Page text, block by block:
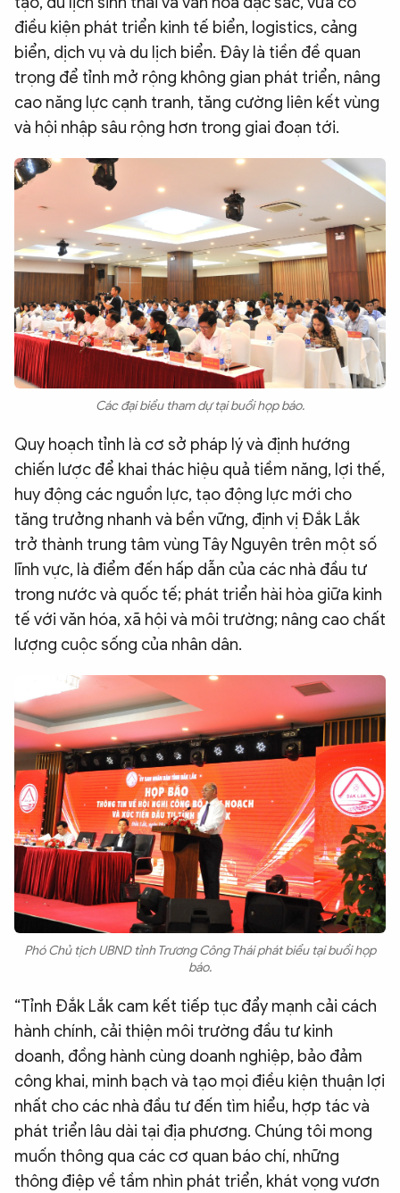
ĐA PHƯƠNG TIỆN
eMagazine
Podcast
Video Ảnh
Chuyên trang An ninh thế giới
Chuyên đề
điều kiện phát triển kinh tế biển, logistics, cảng
biển, dịch vụ và du lịch biển. Đây là tiền đề quan
trọng để tỉnh mở rộng không gian phát triển, nâng
cao năng lực cạnh tranh, tăng cường liên kết vùng
và hội nhập sâu rộng hơn trong giai đoạn tới.
Các đại biểu tham dự tại buổi họp báo.
Quy hoạch tỉnh là cơ sở pháp lý và định hướng
chiến lược để khai thác hiệu quả tiềm năng, lợi thế,
huy động các nguồn lực, tạo động lực mới cho
tăng trưởng nhanh và bền vững, định vị Đắk Lắk
trở thành trung tâm vùng Tây Nguyên trên một số
lĩnh vực, là điểm đến hấp dẫn của các nhà đầu tư
trong nước và quốc tế; phát triển hài hòa giữa kinh
tế với văn hóa, xã hội và môi trường; nâng cao chất
lượng cuộc sống của nhân dân.
Phó Chủ tịch UBND tỉnh Trương Công Thái phát biểu tại buổi họp
báo.
“Tỉnh Đắk Lắk cam kết tiếp tục đẩy mạnh cải cách
hành chính, cải thiện môi trường đầu tư kinh
doanh, đồng hành cùng doanh nghiệp, bảo đảm
công khai, minh bạch và tạo mọi điều kiện thuận lợi
nhất cho các nhà đầu tư đến tìm hiểu, hợp tác và
phát triển lâu dài tại địa phương. Chúng tôi mong
muốn thông qua các cơ quan báo chí, những
thông điệp về tầm nhìn phát triển, khát vọng vươn